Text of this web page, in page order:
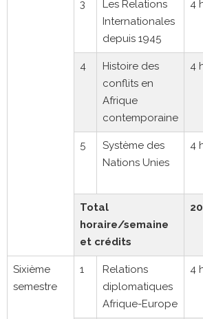
3
Les Relations
Internationales
depuis 1945
4
4
Histoire des
conflits en
Afrique
contemporaine
4
5
Système des
Nations Unies
4
Total
horaire/semaine
et crédits
Sixième
semestre
1
Relations
diplomatiques
Afrique-Europe
4